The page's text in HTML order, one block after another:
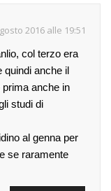
2016 alle 19:51
col terzo era
quindi anche il
anche in
studi di
al genna per
se raramente